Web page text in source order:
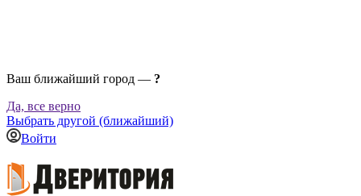
Ваш ближайший город — ?
Да, все верно
Выбрать другой (ближайший)
Войти